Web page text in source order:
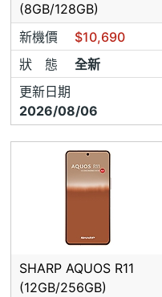
(8GB/128GB)
新機價
$10,690
狀 態
全新
更新日期
2026/08/06
SHARP AQUOS R11
(12GB/256GB)